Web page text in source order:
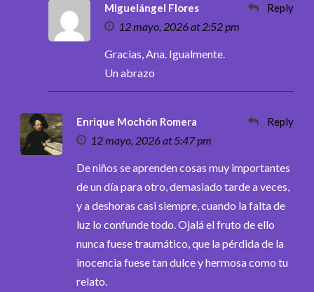
Miguelángel Flores
12 mayo, 2026 at 2:52 pm
Reply
Gracias, Ana. Igualmente.
Un abrazo
Enrique Mochón Romera
12 mayo, 2026 at 5:47 pm
Reply
De niños se aprenden cosas muy importantes
de un día para otro, demasiado tarde a veces,
y a deshoras casi siempre, cuando la falta de
luz lo confunde todo. Ojalá el fruto de ello
nunca fuese traumático, que la pérdida de la
inocencia fuese tan dulce y hermosa como tu
relato.